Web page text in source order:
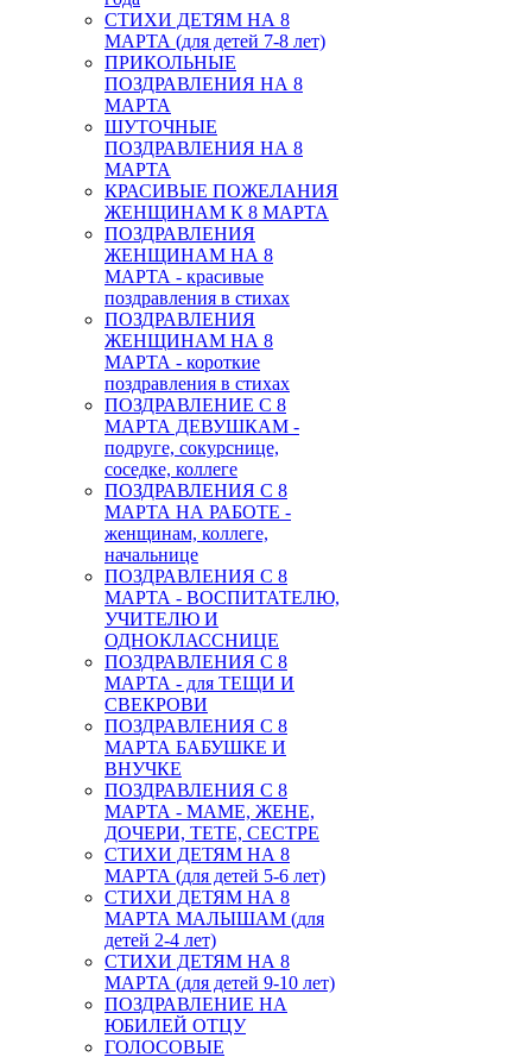
СТИХИ ДЕТЯМ НА 8
МАРТА (для детей 7-8 лет)
ПРИКОЛЬНЫЕ
ПОЗДРАВЛЕНИЯ НА 8
МАРТА
ШУТОЧНЫЕ
ПОЗДРАВЛЕНИЯ НА 8
МАРТА
КРАСИВЫЕ ПОЖЕЛАНИЯ
ЖЕНЩИНАМ К 8 МАРТА
ПОЗДРАВЛЕНИЯ
ЖЕНЩИНАМ НА 8
МАРТА - красивые
поздравления в стихах
ПОЗДРАВЛЕНИЯ
ЖЕНЩИНАМ НА 8
МАРТА - короткие
поздравления в стихах
ПОЗДРАВЛЕНИЕ С 8
МАРТА ДЕВУШКАМ -
подруге, сокурснице,
соседке, коллеге
ПОЗДРАВЛЕНИЯ С 8
МАРТА НА РАБОТЕ -
женщинам, коллеге,
начальнице
ПОЗДРАВЛЕНИЯ С 8
МАРТА - ВОСПИТАТЕЛЮ,
УЧИТЕЛЮ И
ОДНОКЛАССНИЦЕ
ПОЗДРАВЛЕНИЯ С 8
МАРТА - для ТЕЩИ И
СВЕКРОВИ
ПОЗДРАВЛЕНИЯ С 8
МАРТА БАБУШКЕ И
ВНУЧКЕ
ПОЗДРАВЛЕНИЯ С 8
МАРТА - МАМЕ, ЖЕНЕ,
ДОЧЕРИ, ТЕТЕ, СЕСТРЕ
СТИХИ ДЕТЯМ НА 8
МАРТА (для детей 5-6 лет)
СТИХИ ДЕТЯМ НА 8
МАРТА МАЛЫШАМ (для
детей 2-4 лет)
СТИХИ ДЕТЯМ НА 8
МАРТА (для детей 9-10 лет)
ПОЗДРАВЛЕНИЕ НА
ЮБИЛЕЙ ОТЦУ
ГОЛОСОВЫЕ